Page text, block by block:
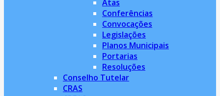
Atas
Conferências
Convocações
Legislações
Planos Municipais
Portarias
Resoluções
Conselho Tutelar
CRAS